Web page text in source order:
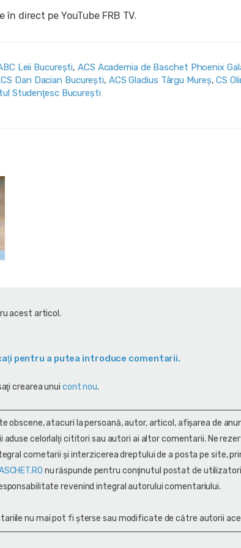
direct pe YouTube FRB TV.
Leii București,ACS Academia de Baschet Phoenix
Dan Dacian Bucureşti, ACS Gladius Târgu Mureș,CS
Studenţesc Bucureşti
acest articol.
pentru a putea introduce comentarii.
crearea unui cont nou.
obscene, atacuri la persoană, autor, articol, afişarea de
aduse celorlalţi cititori sau autori ai altor comentarii. Ne
cometarii și interzicerea dreptului de a posta pe site,
nu răspunde pentru conţinutul postat de
revenind integral autorului comentariului.
nu mai pot fi șterse sau modificate de către autorii